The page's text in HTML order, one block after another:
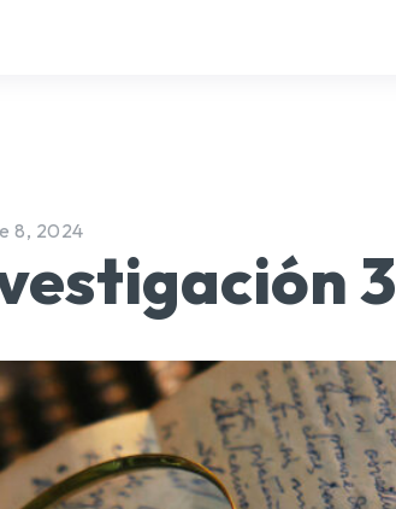
8, 2024
3